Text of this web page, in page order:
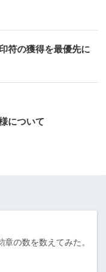
符の獲得を最優先に
について
の数を数えてみた。